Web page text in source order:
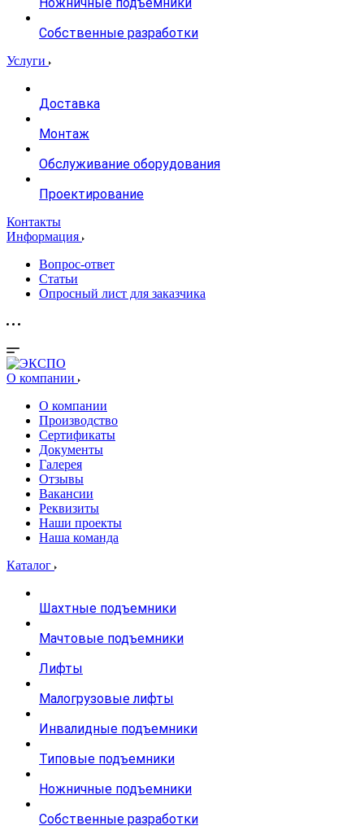
Собственные разработки
Услуги
Доставка
Монтаж
Обслуживание оборудования
Проектирование
Контакты
Информация
Вопрос-ответ
Статьи
Опросный лист для заказчика
О компании
О компании
Производство
Сертификаты
Документы
Галерея
Отзывы
Вакансии
Реквизиты
Наши проекты
Наша команда
Каталог
Шахтные подъемники
Мачтовые подъемники
Лифты
Малогрузовые лифты
Инвалидные подъемники
Типовые подъемники
Ножничные подъемники
Собственные разработки